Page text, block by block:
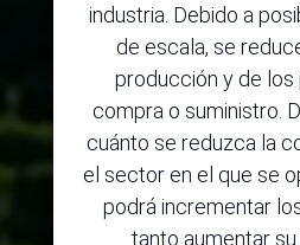
industria. Debido a
de escala, se
producción y de
compra o suministro.
cuánto se reduzca la
el sector en el que se
podrá incrementar
tanto aumentar